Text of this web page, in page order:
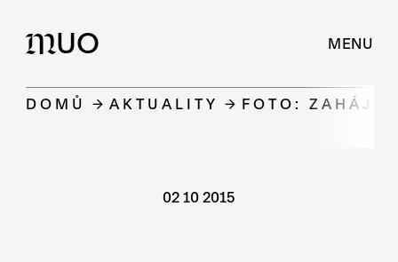
MUO MENU
DOMŮ AKTUALITY FOTO:
02 10 2015